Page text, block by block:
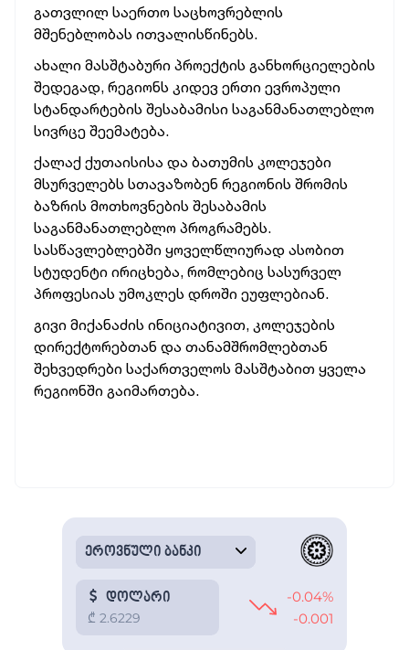
გათვლილ საერთო საცხოვრებლის
მშენებლობას ითვალისწინებს.
ახალი მასშტაბური პროექტის განხორციელების
შედეგად, რეგიონს კიდევ ერთი ევროპული
სტანდარტების შესაბამისი საგანმანათლებლო
სივრცე შეემატება.
ქალაქ ქუთაისისა და ბათუმის კოლეჯები
მსურველებს სთავაზობენ რეგიონის შრომის
ბაზრის მოთხოვნების შესაბამის
საგანმანათლებლო პროგრამებს.
სასწავლებლებში ყოველწლიურად ასობით
სტუდენტი ირიცხება, რომლებიც სასურველ
პროფესიას უმოკლეს დროში ეუფლებიან.
გივი მიქანაძის ინიციატივით, კოლეჯების
დირექტორებთან და თანამშრომლებთან
შეხვედრები საქართველოს მასშტაბით ყველა
რეგიონში გაიმართება.